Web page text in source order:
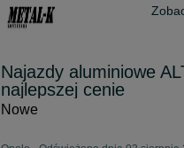
Najazdy aluminiowe
najlepszej cenie
Nowe